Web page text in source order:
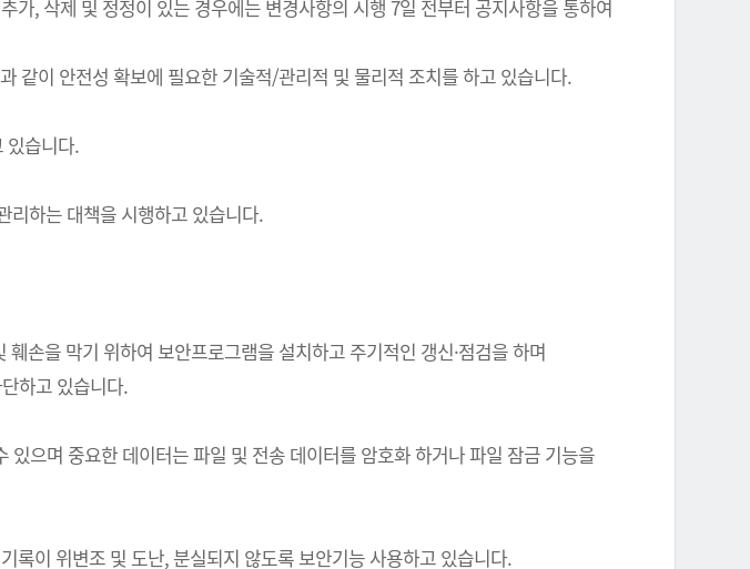
, 삭제 및 정정이 있는 경우에는 변경사항의 시행 7일 전부터 공지사항을 통하여
같이 안전성 확보에 필요한 기술적/관리적 및 물리적 조치를 하고 있습니다.
있습니다.
리하는 대책을 시행하고 있습니다.
손을 막기 위하여 보안프로그램을 설치하고 주기적인 갱신·점검을 하며
하고 있습니다.
으며 중요한 데이터는 파일 및 전송 데이터를 암호화 하거나 파일 잠금 기능을
록이 위변조 및 도난, 분실되지 않도록 보안기능 사용하고 있습니다.